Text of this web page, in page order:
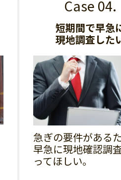
短期間で早急
現地調査した
急ぎの要件があるた
早急に現地確認調
ってほしい。